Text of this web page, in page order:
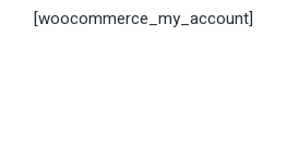
[woocommerce_my_account]